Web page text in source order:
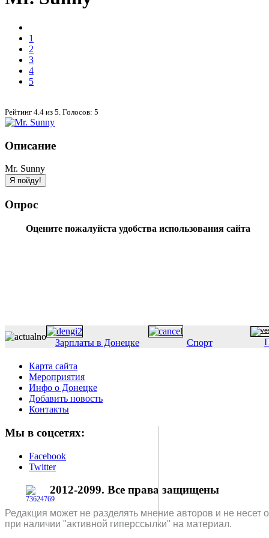
1
2
3
4
5
Рейтинг 4.4 из 5 . Голосов: 5
Описание
Mr. Sunny
Опрос
Оцените пожалуйста удобства использования сайта
Зарплаты в Донецке Спорт
Карта сайта
Мероприятия
Инфо о Донецке
Добавить новость
Контакты
Мы в соцсетях:
Facebook
Twitter
2012-2099. Все права защищены
Редакция может не разделять мнение авторов и не
при наличии "активной гиперссылки" на материал.